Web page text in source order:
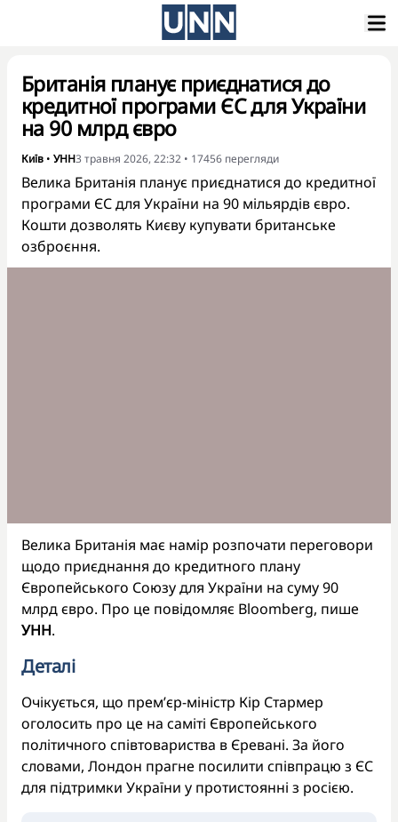
Британія планує приєднатися до
кредитної програми ЄС для України
на 90 млрд євро
Київ • УНН3 травня 2026, 22:32 • 17456 перегляди
Велика Британія планує приєднатися до кредитної
програми ЄС для України на 90 мільярдів євро.
Кошти дозволять Києву купувати британське
озброєння.
Велика Британія має намір розпочати переговори
щодо приєднання до кредитного плану
Європейського Союзу для України на суму 90
млрд євро. Про це повідомляє Bloomberg, пише
УНН.
Деталі
Очікується, що прем’єр-міністр Кір Стармер
оголосить про це на саміті Європейського
політичного співтовариства в Єревані. За його
словами, Лондон прагне посилити співпрацю з ЄС
для підтримки України у протистоянні з росією.